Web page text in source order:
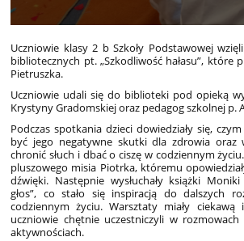
Uczniowie klasy 2 b Szkoły Podstawowej
bibliotecznych pt. „Szkodliwość hałasu”, które
Pietruszka.
Uczniowie udali się do biblioteki pod opieką
Krystyny Gradomskiej oraz pedagog szkolnej p.
Podczas spotkania dzieci dowiedziały się,
być jego negatywne skutki dla zdrowia oraz
chronić słuch i dbać o ciszę w codziennym
pluszowego misia Piotrka, któremu
dźwięki. Następnie wysłuchały książki
głos”, co stało się inspiracją do dalszych
codziennym życiu. Warsztaty miały
uczniowie chętnie uczestniczyli w
aktywnościach.